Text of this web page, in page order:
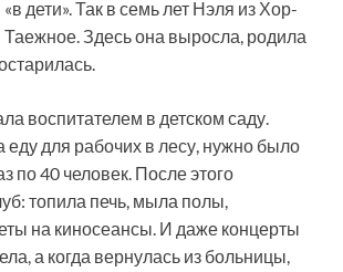
дети». Так в семь лет Нэля из Хор-
Здесь она выросла, родила
воспитателем в детском саду.
еду для рабочих в лесу, нужно было
по 40 человек. После этого
топила печь, мыла полы,
на киносеансы. И даже концерты
а когда вернулась из больницы,